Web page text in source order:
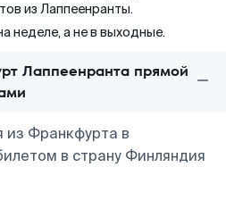
из Лаппеенранты.
неделе, а не в выходные.
Лаппеенранта прямой
Франкфурта в
в страну Финляндия